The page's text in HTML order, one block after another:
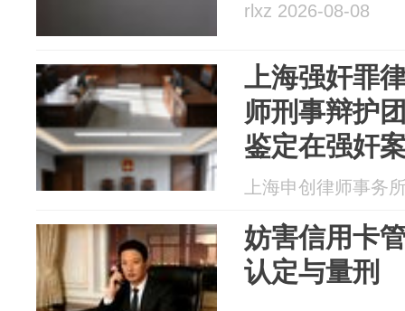
rlxz 2026-08-08
上海强奸罪
师刑事辩护
鉴定在强奸
务要点
上海申创律师事务
妨害信用卡
认定与量刑